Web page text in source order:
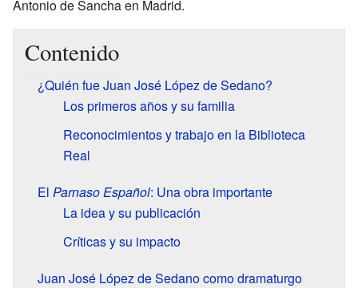
Antonio de Sancha en Madrid.
Contenido
¿Quién fue Juan José López de Sedano?
Los primeros años y su familia
Reconocimientos y trabajo en la Biblioteca
Real
El Parnaso Español: Una obra importante
La idea y su publicación
Críticas y su impacto
Juan José López de Sedano como dramaturgo